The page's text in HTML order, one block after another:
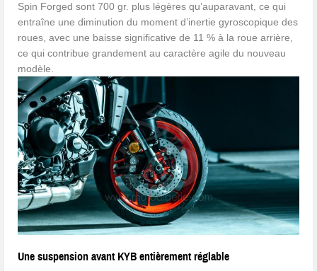
Spin Forged sont 700 gr. plus légères qu’auparavant, ce qui
entraîne une diminution du moment d’inertie gyroscopique des
roues, avec une baisse significative de 11 % à la roue arrière,
ce qui contribue grandement au caractère agile du nouveau
modèle.
Une suspension avant KYB entièrement réglable